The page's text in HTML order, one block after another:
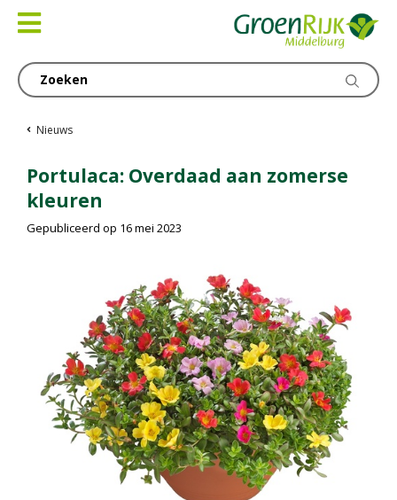
naar
Nieuws
Portulaca: Overdaad aan zomerse
kleuren
Gepubliceerd op 16 mei 2023